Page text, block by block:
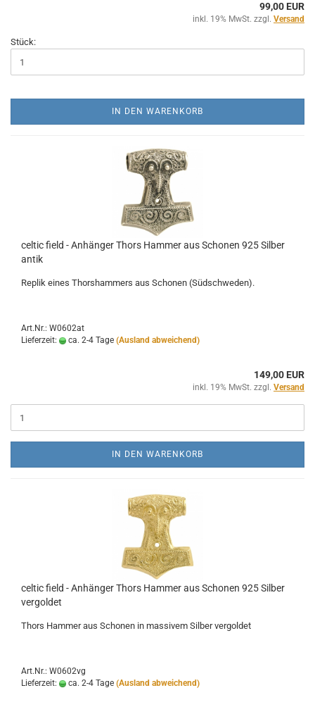
99,00 EUR
inkl. 19% MwSt. zzgl. Versand
Stück:
IN DEN WARENKORB
celtic field - Anhänger Thors Hammer aus Schonen 925 Silber
antik
Replik eines Thorshammers aus Schonen (Südschweden).
Art.Nr.: W0602at
Lieferzeit:
ca. 2-4 Tage (Ausland abweichend)
149,00 EUR
inkl. 19% MwSt. zzgl. Versand
IN DEN WARENKORB
celtic field - Anhänger Thors Hammer aus Schonen 925 Silber
vergoldet
Thors Hammer aus Schonen in massivem Silber vergoldet
Art.Nr.: W0602vg
Lieferzeit:
ca. 2-4 Tage (Ausland abweichend)